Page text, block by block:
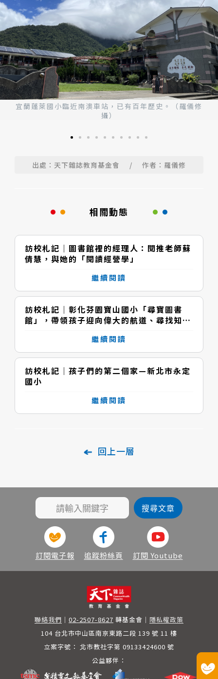
宜蘭蓬萊國小臨近南澳車站，已有百年歷史。（羅儀修
攝）
出處：天下雜誌教育基金會 / 作者：羅儀修
相關動態
訪校札記｜圖書館裡的經理人：閱推老師蘇
倩慧，與她的「閱讀經營學」
繼續閱讀
訪校札記｜彰化芬園寶山國小「尋寶圖書
館」，帶領孩子迎向偉大的航道、尋找知識
繼續閱讀
訪校札記｜孩子們的第二個家—新北市永定
國小
繼續閱讀
回上一層
訂閱電子報 追蹤粉絲頁 訂閱 Youtube
聯絡我們 ｜ 02-2507-8627 轉基金會 ｜ 隱私權政策
104 台北市中山區南京東路二段 139 號 11 樓
立案字號： 北市教社字第 09133424600 號
公益夥伴：